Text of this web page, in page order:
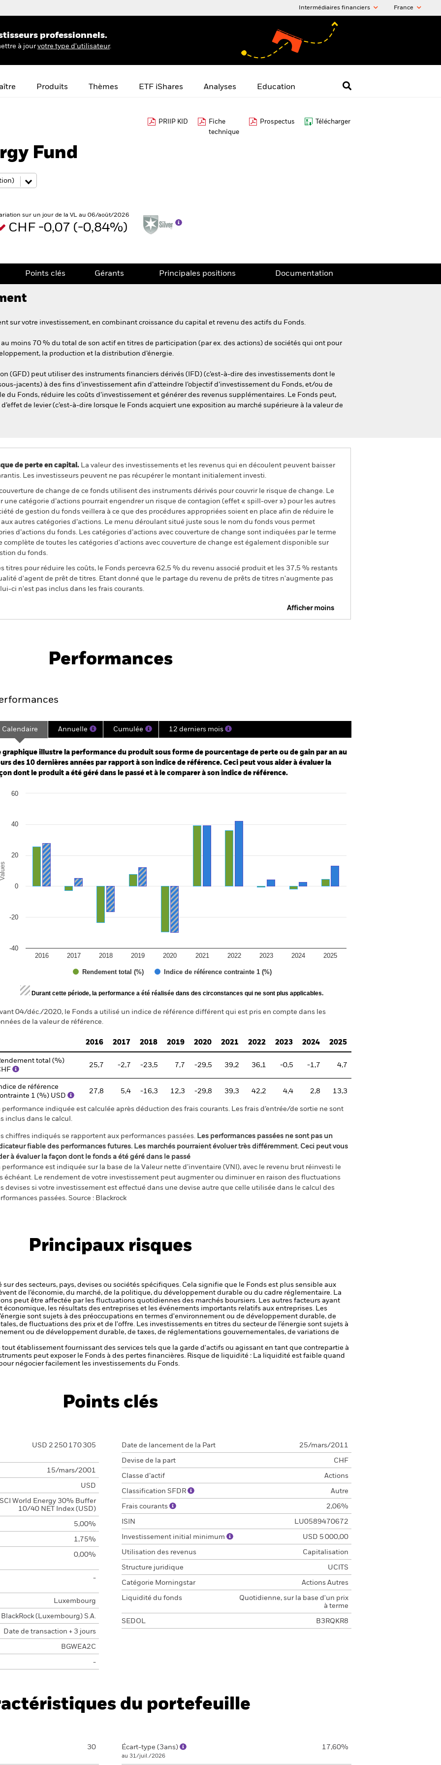
Intermédiaires financiers France
professionnels.
à jour votre type d'utilisateur.
Produits Thèmes ETF iShares Analyses Education
PRIIP KID
Fiche
technique
Prospectus Télécharger
Fund
sur un jour de la VL au 06/août/2026
CHF -0,07 (-0,84%)
Points clés Gérants Principales positions Documentation
sur votre investissement, en combinant croissance du capital et revenu des actifs du Fonds.
moins 70 % du total de son actif en titres de participation (par ex. des actions) de sociétés qui ont pour
la production et la distribution d’énergie.
(GFD) peut utiliser des instruments financiers dérivés (IFD) (c’est-à-dire des investissements dont le
jacents) à des fins d’investissement afin d’atteindre l’objectif d’investissement du Fonds, et/ou de
du Fonds, réduire les coûts d’investissement et générer des revenus supplémentaires. Le Fonds peut,
de levier (c’est-à-dire lorsque le Fonds acquiert une exposition au marché supérieure à la valeur de
de perte en capital. La valeur des investissements et les revenus qui en découlent peuvent baisser
Les investisseurs peuvent ne pas récupérer le montant initialement investi.
couverture de change de ce fonds utilisent des instruments dérivés pour couvrir le risque de change. Le
une catégorie d’actions pourrait engendrer un risque de contagion (effet « spill-over ») pour les autres
de gestion du fonds veillera à ce que des procédures appropriées soient en place afin de réduire le
autres catégories d’actions. Le menu déroulant situé juste sous le nom du fonds vous permet
d’actions du fonds. Les catégories d’actions avec couverture de change sont indiquées par le terme
de toutes les catégories d'actions avec couverture de change est également disponible sur
du fonds.
titres pour réduire les coûts, le Fonds percevra 62,5 % du revenu associé produit et les 37,5 % restants
d'agent de prêt de titres. Etant donné que le partage du revenu de prêts de titres n'augmente pas
ci n'est pas inclus dans les frais courants.
Afficher moins
Performances
2011-01-01 00:00:00 to 2026-07-31 00:00:00.
-75 to 0.
Calendaire Annuelle Cumulée 12 derniers mois
graphique illustre la performance du produit sous forme de pourcentage de perte ou de gain par an au
des 10 dernières années par rapport à son indice de référence. Ceci peut vous aider à évaluer la
dont le produit a été géré dans le passé et à le comparer à son indice de référence.
chart with 2 data series.
Values
Rendement total (%) Indice de référence contrainte 1 (%)
2016 2017 2018 2019 2020 2021 2022 2023 2024 2025
-40
-20
0
20
40
60
of interactive chart.
Durant cette période, la performance a été réalisée dans des circonstances qui ne sont plus applicables.
04/déc./2020, le Fonds a utilisé un indice de référence différent qui est pris en compte dans les
de la valeur de référence.
2016 2017 2018 2019 2020 2021 2022 2023 2024 2025
total (%)
25,7 -2,7 -23,5 7,7 -29,5 39,2 36,1 -0,5 -1,7 4,7
de référence
1 (%) USD
27,8 5,4 -16,3 12,3 -29,8 39,3 42,2 4,4 2,8 13,3
performance indiquée est calculée après déduction des frais courants. Les frais d’entrée/de sortie ne sont
inclus dans le calcul.
chiffres indiqués se rapportent aux performances passées. Les performances passées ne sont pas un
fiable des performances futures. Les marchés pourraient évoluer très différemment. Ceci peut vous
à évaluer la façon dont le fonds a été géré dans le passé
performance est indiquée sur la base de la Valeur nette d’inventaire (VNI), avec le revenu brut réinvesti le
échéant. Le rendement de votre investissement peut augmenter ou diminuer en raison des fluctuations
devises si votre investissement est effectué dans une devise autre que celle utilisée dans le calcul des
passées. Source : Blackrock
Principaux risques
des secteurs, pays, devises ou sociétés spécifiques. Cela signifie que le Fonds est plus sensible aux
de l’économie, du marché, de la politique, du développement durable ou du cadre réglementaire. La
peut être affectée par les fluctuations quotidiennes des marchés boursiers. Les autres facteurs ayant
les résultats des entreprises et les événements importants relatifs aux entreprises. Les
sont sujets à des préoccupations en termes d'environnement ou de développement durable, de
de fluctuations des prix et de l'offre. Les investissements en titres du secteur de l’énergie sont sujets à
ou de développement durable, de taxes, de réglementations gouvernementales, de variations de
établissement fournissant des services tels que la garde d'actifs ou agissant en tant que contrepartie à
peut exposer le Fonds à des pertes financières. Risque de liquidité : La liquidité est faible quand
négocier facilement les investissements du Fonds.
Points clés
USD 2 250 170 305
15/mars/2001
USD
World Energy 30% Buffer
10/40 NET Index (USD)
5,00%
1,75%
0,00%
-
Luxembourg
BlackRock (Luxembourg) S.A.
Date de transaction + 3 jours
BGWEA2C
-
Date de lancement de la Part 25/mars/2011
Devise de la part CHF
Classe d’actif Actions
Classification SFDR Autre
Frais courants 2,06%
ISIN LU0589470672
Investissement initial minimum USD 5 000,00
Utilisation des revenus Capitalisation
Structure juridique UCITS
Catégorie Morningstar Actions Autres
Liquidité du fonds
Quotidienne, sur la base d'un prix
à terme
SEDOL B3RQKR8
du portefeuille
30 Écart-type (3ans)
au 31/juil./2026
17,60%